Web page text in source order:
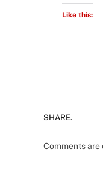
Like this:
SHARE.
Comments are